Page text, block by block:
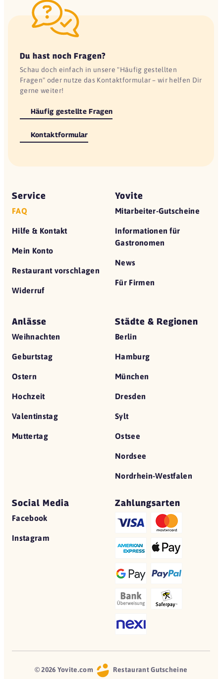
Du hast noch Fragen?
Schau doch einfach in unsere "Häufig gestellten
Fragen" oder nutze das Kontaktformular – wir helfen Dir
gerne weiter!
Häufig gestellte Fragen
Kontaktformular
Service
FAQ
Hilfe & Kontakt
Mein Konto
Restaurant vorschlagen
Widerruf
Yovite
Mitarbeiter-Gutscheine
Informationen für
Gastronomen
News
Für Firmen
Anlässe
Weihnachten
Geburtstag
Ostern
Hochzeit
Valentinstag
Muttertag
Städte & Regionen
Berlin
Hamburg
München
Dresden
Sylt
Ostsee
Nordsee
Nordrhein-Westfalen
Social Media
Facebook
Instagram
Zahlungsarten
© 2026 Yovite.com Restaurant Gutscheine